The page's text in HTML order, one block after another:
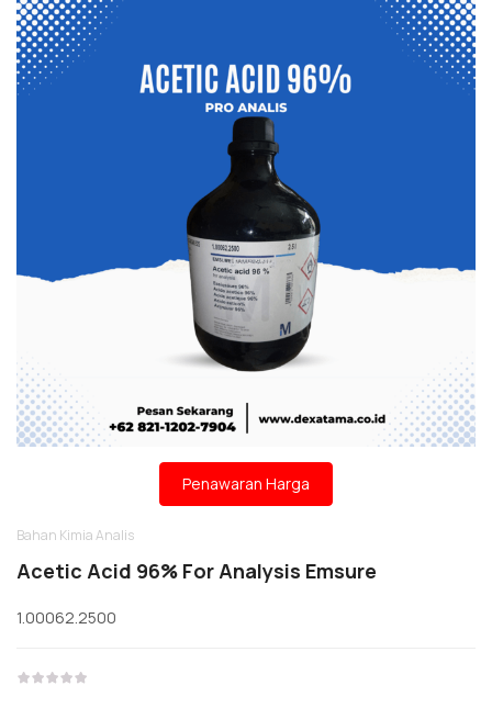
Penawaran Harga
Bahan Kimia Analis
Acetic Acid 96% For Analysis Emsure
1.00062.2500